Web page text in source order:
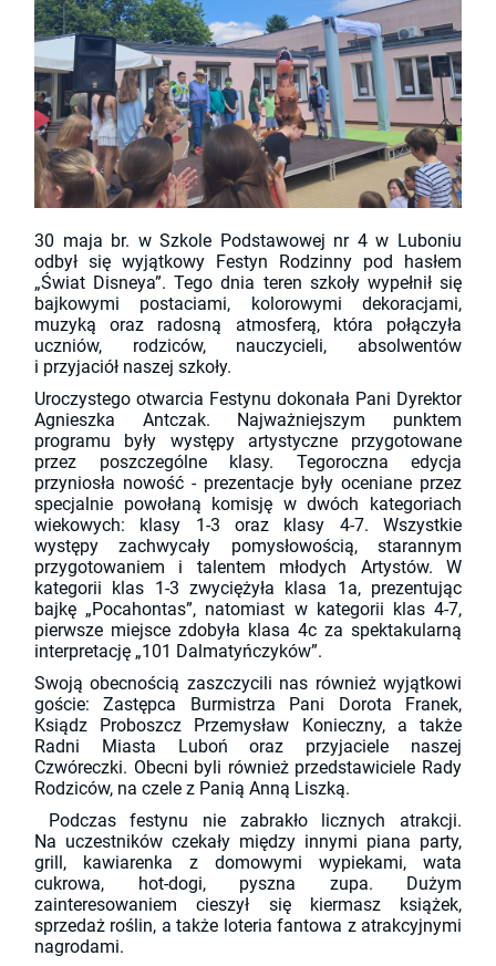
30 maja br. w Szkole Podstawowej nr 4 w Luboniu
odbył się wyjątkowy Festyn Rodzinny pod hasłem
„Świat Disneya”. Tego dnia teren szkoły wypełnił się
bajkowymi postaciami, kolorowymi dekoracjami,
muzyką oraz radosną atmosferą, która połączyła
uczniów, rodziców, nauczycieli, absolwentów
i przyjaciół naszej szkoły.
Uroczystego otwarcia Festynu dokonała Pani Dyrektor
Agnieszka Antczak. Najważniejszym punktem
programu były występy artystyczne przygotowane
przez poszczególne klasy. Tegoroczna edycja
przyniosła nowość - prezentacje były oceniane przez
specjalnie powołaną komisję w dwóch kategoriach
wiekowych: klasy 1-3 oraz klasy 4-7. Wszystkie
występy zachwycały pomysłowością, starannym
przygotowaniem i talentem młodych Artystów. W
kategorii klas 1-3 zwyciężyła klasa 1a, prezentując
bajkę „Pocahontas”, natomiast w kategorii klas 4-7,
pierwsze miejsce zdobyła klasa 4c za spektakularną
interpretację „101 Dalmatyńczyków”.
Swoją obecnością zaszczycili nas również wyjątkowi
goście: Zastępca Burmistrza Pani Dorota Franek,
Ksiądz Proboszcz Przemysław Konieczny, a także
Radni Miasta Luboń oraz przyjaciele naszej
Czwóreczki. Obecni byli również przedstawiciele Rady
Rodziców, na czele z Panią Anną Liszką.
Podczas festynu nie zabrakło licznych atrakcji.
Na uczestników czekały między innymi piana party,
grill, kawiarenka z domowymi wypiekami, wata
cukrowa, hot-dogi, pyszna zupa. Dużym
zainteresowaniem cieszył się kiermasz książek,
sprzedaż roślin, a także loteria fantowa z atrakcyjnymi
nagrodami.